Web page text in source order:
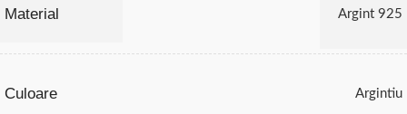
Material Argint 925
Culoare Argintiu